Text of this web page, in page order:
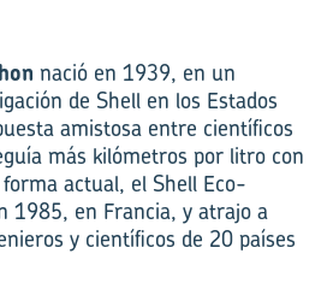
nació en 1939, en un
de Shell en los Estados
amistosa entre científicos
más kilómetros por litro con
actual, el Shell Eco-
1985, en Francia, y atrajo a
y científicos de 20 países